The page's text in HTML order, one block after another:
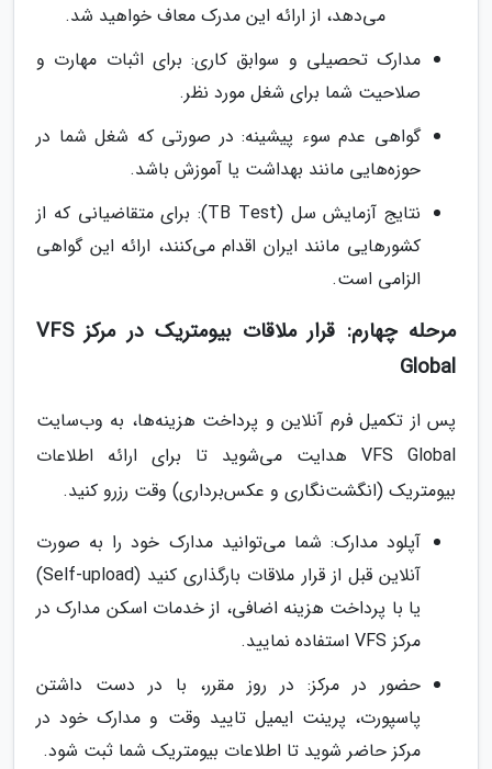
می‌دهد، از ارائه این مدرک معاف خواهید شد.
مدارک تحصیلی و سوابق کاری: برای اثبات مهارت و
صلاحیت شما برای شغل مورد نظر.
گواهی عدم سوء پیشینه: در صورتی که شغل شما در
حوزه‌هایی مانند بهداشت یا آموزش باشد.
نتایج آزمایش سل (TB Test): برای متقاضیانی که از
کشورهایی مانند ایران اقدام می‌کنند، ارائه این گواهی
الزامی است.
مرحله چهارم: قرار ملاقات بیومتریک در مرکز VFS
Global
پس از تکمیل فرم آنلاین و پرداخت هزینه‌ها، به وب‌سایت
VFS Global هدایت می‌شوید تا برای ارائه اطلاعات
بیومتریک (انگشت‌نگاری و عکس‌برداری) وقت رزرو کنید.
آپلود مدارک: شما می‌توانید مدارک خود را به صورت
آنلاین قبل از قرار ملاقات بارگذاری کنید (Self-upload)
یا با پرداخت هزینه اضافی، از خدمات اسکن مدارک در
مرکز VFS استفاده نمایید.
حضور در مرکز: در روز مقرر، با در دست داشتن
پاسپورت، پرینت ایمیل تایید وقت و مدارک خود در
مرکز حاضر شوید تا اطلاعات بیومتریک شما ثبت شود.